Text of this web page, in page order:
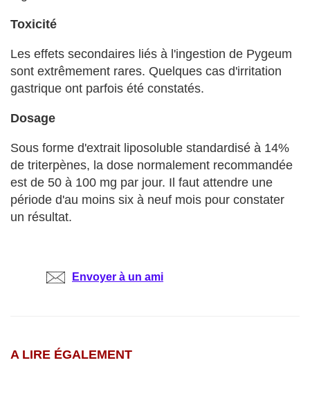
Toxicité
Les effets secondaires liés à l'ingestion de Pygeum
sont extrêmement rares. Quelques cas d'irritation
gastrique ont parfois été constatés.
Dosage
Sous forme d'extrait liposoluble standardisé à 14%
de triterpènes, la dose normalement recommandée
est de 50 à 100 mg par jour. Il faut attendre une
période d'au moins six à neuf mois pour constater
un résultat.
Envoyer à un ami
A LIRE ÉGALEMENT